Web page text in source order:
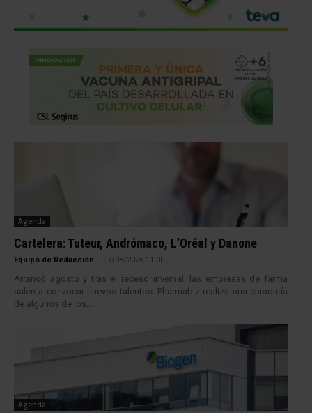
Agenda
Cartelera: Tuteur, Andrómaco, L’Oréal y Danone
Equipo de Redacción 07/08/2026 11:00
Arrancó agosto y tras el receso invernal, las empresas de farma
salen a convocar nuevos talentos. Pharmabiz realiza una curaduría
de algunos de los...
Agenda